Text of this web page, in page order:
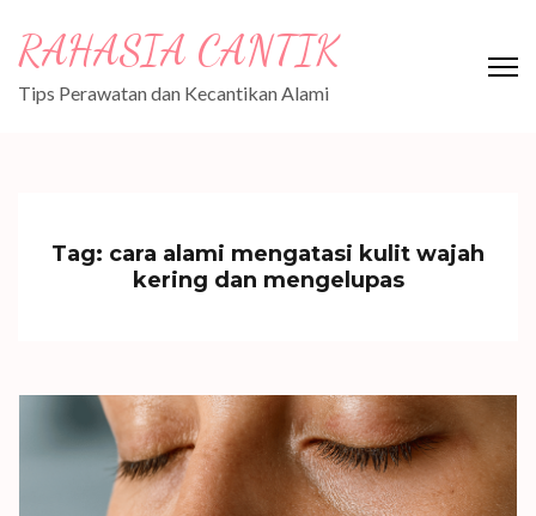
content
(Press
RAHASIA CANTIK
Tips Perawatan dan Kecantikan Alami
Tag: cara alami mengatasi kulit wajah
kering dan mengelupas